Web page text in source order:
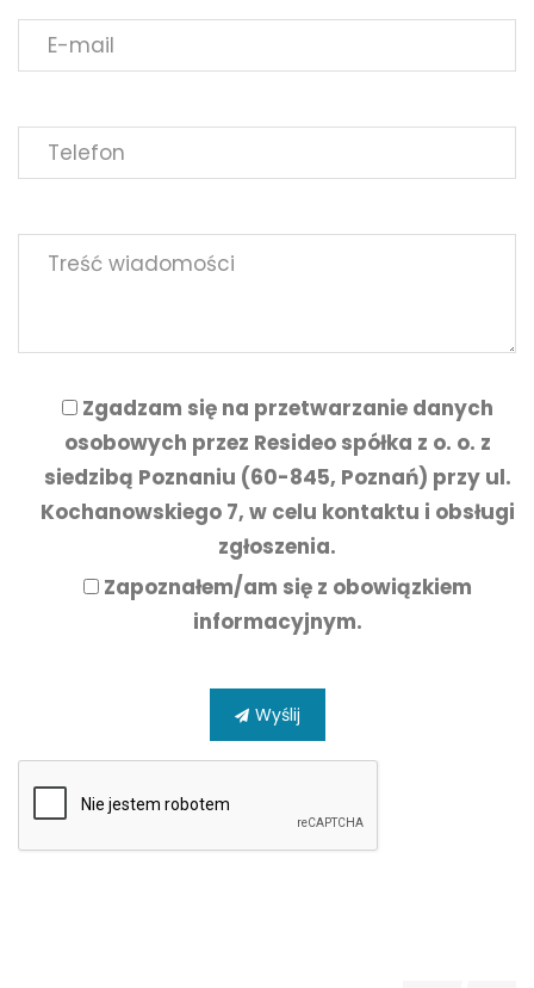
Zgadzam się na przetwarzanie danych
osobowych przez Resideo spółka z o. o. z
siedzibą Poznaniu (60-845, Poznań) przy ul.
Kochanowskiego 7, w celu kontaktu i obsługi
zgłoszenia.
Zapoznałem/am się z obowiązkiem
informacyjnym.
Wyślij